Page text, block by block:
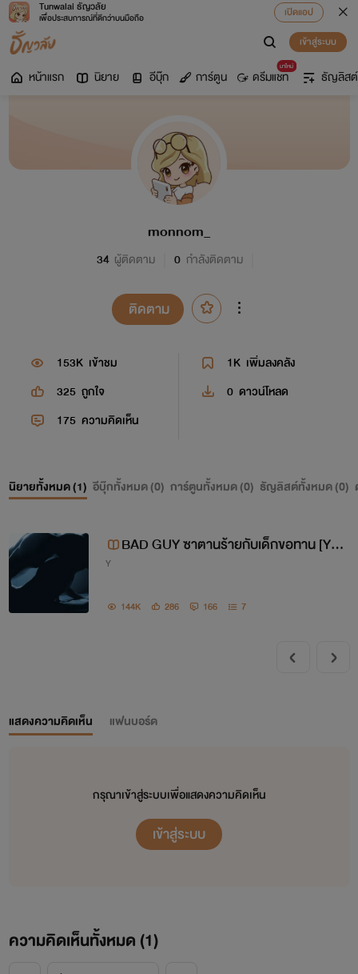
Tunwalai ธัญวลัย
เพื่อประสบการณ์ที่ดีกว่าบนมือถือ
เปิดแอป
เข้าสู่ระบบ
หน้าแรก นิยาย อีบุ๊ก การ์ตูน
มาใหม่
ดรีมแชท ธัญลิสต์
monnom_
34 ผู้ติดตาม 0 กำลังติดตาม
ติดตาม
153K เข้าชม 1K เพิ่มลงคลัง
325 ถูกใจ 0 ดาวน์โหลด
175 ความคิดเห็น
นิยายทั้งหมด (1) อีบุ๊กทั้งหมด (0) การ์ตูนทั้งหมด (0) ธัญลิสต์ทั้งหมด (0)
BAD GUY ซาตานร้ายกับเด็กขอทาน [Yao
Y
144K 286 166 7
แสดงความคิดเห็น แฟนบอร์ด
กรุณาเข้าสู่ระบบเพื่อแสดงความคิดเห็น
เข้าสู่ระบบ
ความคิดเห็นทั้งหมด (1)